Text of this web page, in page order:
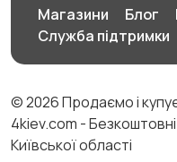
Магазини Блог
Служба підтримки
© 2026 Продаємо і
4kiev.com -
Київської області